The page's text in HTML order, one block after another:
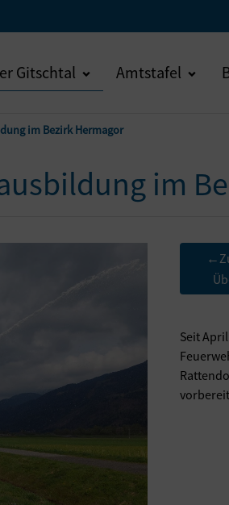
Gitschtal Amtstafel
im Bezirk Hermagor
im
←
Seit